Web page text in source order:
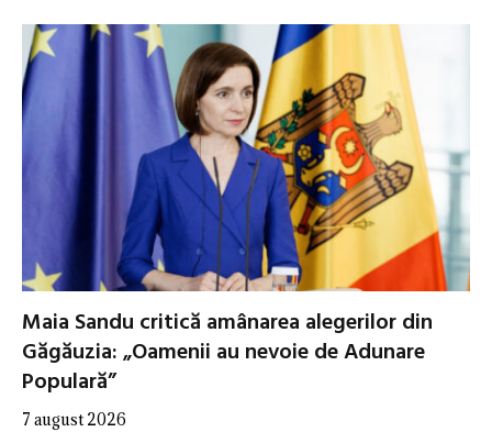
Maia Sandu critică amânarea alegerilor din
Găgăuzia: „Oamenii au nevoie de Adunare
Populară”
7 august 2026